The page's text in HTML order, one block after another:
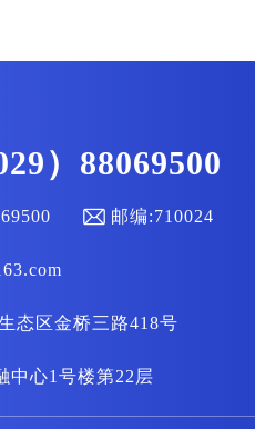
）88069500
邮编:710024
态区金桥三路418号
中心1号楼第22层